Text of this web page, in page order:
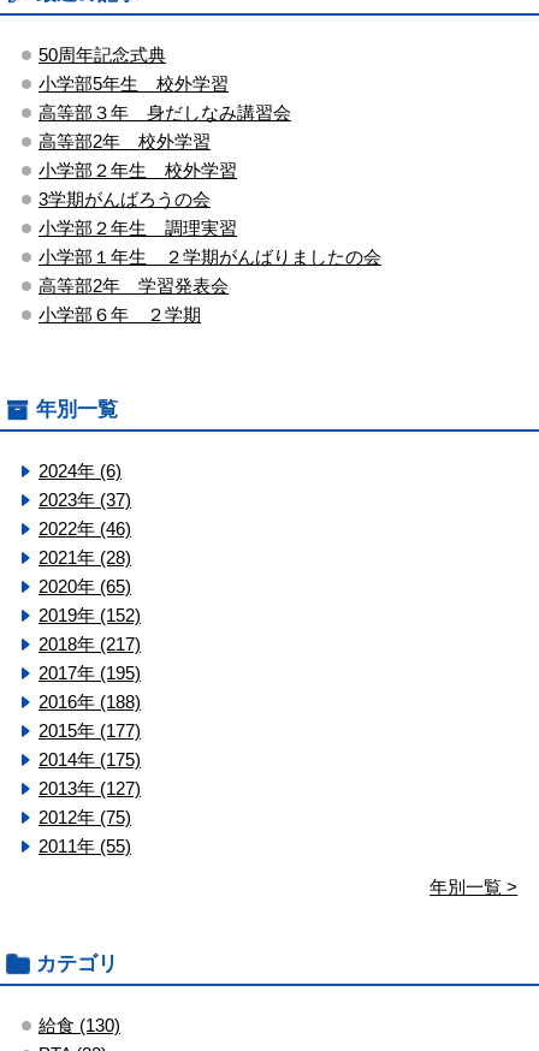
50周年記念式典
小学部5年生 校外学習
高等部３年 身だしなみ講習会
高等部2年 校外学習
小学部２年生 校外学習
3学期がんばろうの会
小学部２年生 調理実習
小学部１年生 ２学期がんばりましたの会
高等部2年 学習発表会
小学部６年 ２学期
年別一覧
2024年 (6)
2023年 (37)
2022年 (46)
2021年 (28)
2020年 (65)
2019年 (152)
2018年 (217)
2017年 (195)
2016年 (188)
2015年 (177)
2014年 (175)
2013年 (127)
2012年 (75)
2011年 (55)
年別一覧 >
カテゴリ
給食 (130)